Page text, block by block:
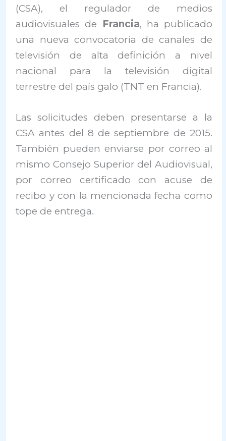
(CSA), el regulador de medios
audiovisuales de
Francia, ha publicado
una nueva convocatoria de canales de
televisión de alta definición a nivel
nacional para la televisión digital
terrestre del país galo (TNT en Francia).
Las solicitudes deben presentarse a la
CSA antes del 8 de septiembre de 2015.
También pueden enviarse por correo al
mismo Consejo Superior del Audiovisual,
por correo certificado con acuse de
recibo y con la mencionada fecha como
tope de entrega.